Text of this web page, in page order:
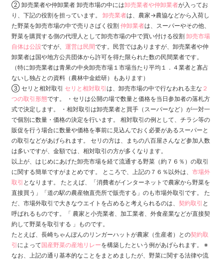
② 卸売業者や仲卸業者 卸売市場の中には卸売業者や仲卸業者が入ってお
り、下記の役割を担っています。卸売業者は、農家→農協などから入荷し
た野菜を卸売市場の中で売りさばく役割仲卸業者は、スーパーやその他、
野菜を購買する側の代理人として卸売市場の中で買い付ける役割卸売市場
自体は公設ですが、運営は民間です。民営ではありますが、卸売業者や仲
卸業者は国や地方公共団体から許可を得た限られた数の民間業者です。
（特に卸売業者は青果の中央卸売市場１市場当たり平均１．４業者と寡占
ないし独占との資料（農林中金総研）もあります）
③ セリと相対取引 セリと相対取引は、卸売市場の中で行なわれる主な ２
つの取引形態です。 ・セリは公開の場で数量と価格を当日参加者の落札方
式で決定します。 ・相対取引は卸売業者と買手（スーパーなど）が一対一
で個別に数量・価格の決定を行います。 相対取引の例として、チラシ等の
販促を行う場合に数量や価格を事前に見込んでおく必要があるスーパーと
の取引などがあげられます。 セリの方は、まちの八百屋さんなど参加人数
は多いですが、金額では、相対取引の方が多くなります。
以上が、はじめにあげた卸売市場を経て流通する野菜（約７６％）の取引
に関する簡単ですがまとめです。 ところで、上記の７６％以外は、市場外
取引 となります。 たとえば、「消費者がインターネットで農家から野菜を
直接買う」「道の駅の農産物直売所で販売する」のも市場外取引です。 た
だ、市場外取引で大きなウエイトを占めると考えられるのは、契約取引 と
呼ばれるものです。「 農家と小売業者、加工業者、外食産業などが直接契
約して野菜を取引する 」ものです。
たとえば、長崎ちゃんぽんのリンガーハットが農家（生産者）との契約取
引 によって国産野菜の産地リレーを構築したという例があげられます。※
なお、上記の通り基本的なことをまとめましたが、野菜に関する法律や流